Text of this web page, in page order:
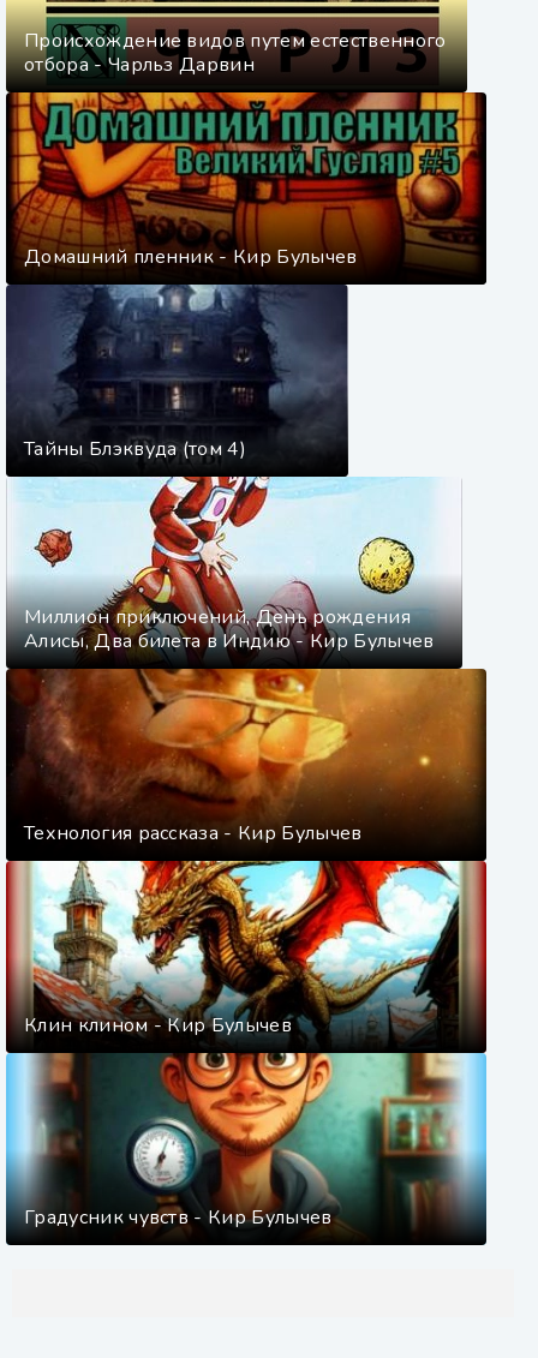
Происхождение видов путем естественного
отбора - Чарльз Дарвин
Домашний пленник - Кир Булычев
Тайны Блэквуда (том 4)
Миллион приключений, День рождения
Алисы, Два билета в Индию - Кир Булычев
Технология рассказа - Кир Булычев
Клин клином - Кир Булычев
Градусник чувств - Кир Булычев